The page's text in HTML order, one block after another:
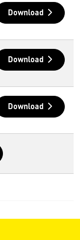
Download
Download
Download